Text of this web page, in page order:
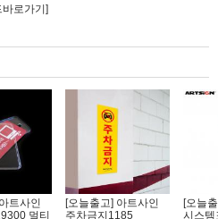
바로가기]
트사인
멀티
[오늘출고] 아트사인
주차금지1185
[오늘
시스